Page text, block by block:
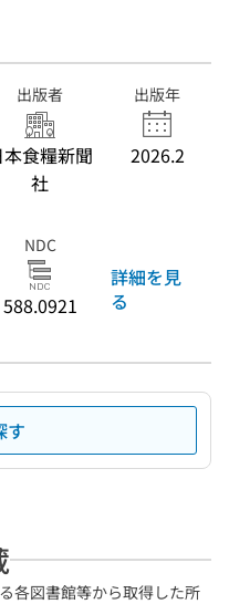
出版者
本食糧新聞
社
出版年
2026.2
NDC
588.0921
詳細を見
る
す
各図書館等から取得した所